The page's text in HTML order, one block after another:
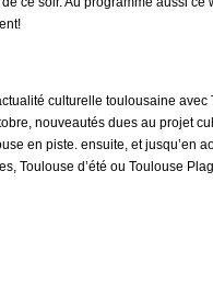
culturelle toulousaine
nouveautés dues au projet
en piste. ensuite, et jusqu’en
Toulouse d’été ou Toulouse